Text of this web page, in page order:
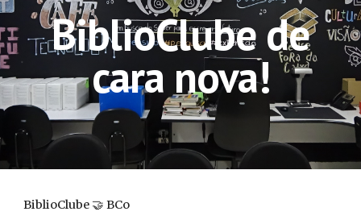
BiblioClube de
cara nova!
BiblioClube 🤝 BCo